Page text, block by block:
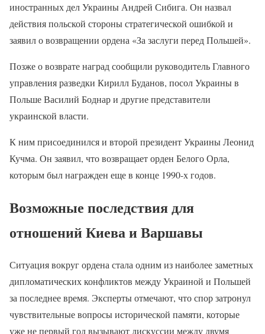
иностранных дел Украины Андрей Сибига. Он назвал
действия польской стороны стратегической ошибкой и
заявил о возвращении ордена «За заслуги перед Польшей».
Позже о возврате наград сообщили руководитель Главного
управления разведки Кирилл Буданов, посол Украины в
Польше Василий Боднар и другие представители
украинской власти.
К ним присоединился и второй президент Украины Леонид
Кучма. Он заявил, что возвращает орден Белого Орла,
которым был награжден еще в конце 1990-х годов.
Возможные последствия для
отношений Киева и Варшавы
Ситуация вокруг ордена стала одним из наиболее заметных
дипломатических конфликтов между Украиной и Польшей
за последнее время. Эксперты отмечают, что спор затронул
чувствительные вопросы исторической памяти, которые
уже не первый год вызывают дискуссии между двумя